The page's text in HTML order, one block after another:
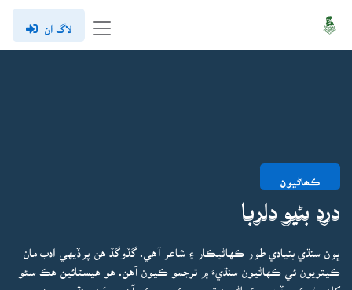
لاگ ان
ڪھاڻيون
درد بڻيو دلربا
ڀون سنڌي بنيادي طور ڪهاڻيڪار ۽ شاعر آهي. گڏوگڏ هن پرڏيهي ادب مان
ڪيتريون ئي ڪهاڻيون سنڌيءَ ۾ ترجمو ڪيون آهن. هو هيستائين هڪ سئو
کان وڌيڪ پرڏيهي ڪهاڻيون ترجمو ڪري چڪو آهي. ڀوَن سنڌي جي هن